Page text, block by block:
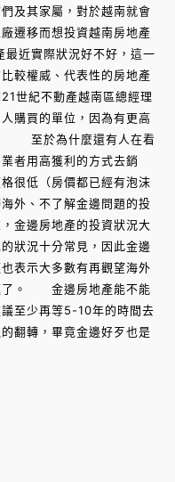
及其家屬，對於越南就會
遷移而想投資越南房地產
近實際狀況好不好，這一
較權威、代表性的房地產
世紀不動產越南區總經理
購買的單位，因為有更高
至於為什麼還有人在看
者用高獲利的方式去銷
很低（房價都已經有泡沫
外、不了解金邊問題的投
邊房地產的投資狀況大
狀況十分常見，因此金邊
表示大多數有再觀望海外
了。 金邊房地產能不能
至少再等5-10年的時間去
翻轉，畢竟金邊好歹也是